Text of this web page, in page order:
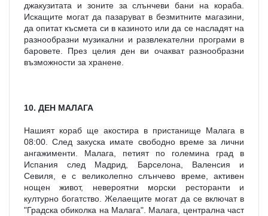
джакузитата и зоните за слънчеви бани на кораба.
Искащите могат да пазаруват в безмитните магазини,
да опитат късмета си в казиното или да се насладят на
разнообразни музикални и развлекателни програми в
баровете. През целия ден ви очакват разнообразни
възможности за хранене.
10. ДЕН МАЛАГА
Нашият кораб ще акостира в пристанище Малага в
08:00. След закуска имате свободно време за лични
ангажименти. Малага, петият по големина град в
Испания след Мадрид, Барселона, Валенсия и
Севиля, е с великолепно слънчево време, активен
нощен живот, невероятни морски ресторанти и
културно богатство. Желаещите могат да се включат в
"Градска обиколка на Малага". Малага, централна част